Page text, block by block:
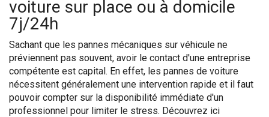
voiture sur place ou à domicile
7j/24h
Sachant que les pannes mécaniques sur véhicule ne
préviennent pas souvent, avoir le contact d'une entreprise
compétente est capital. En effet, les pannes de voiture
nécessitent généralement une intervention rapide et il faut
pouvoir compter sur la disponibilité immédiate d'un
professionnel pour limiter le stress. Découvrez ici